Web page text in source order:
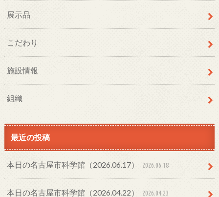
展示品
こだわり
施設情報
組織
最近の投稿
本日の名古屋市科学館（2026.06.17） 2026.06.18
本日の名古屋市科学館（2026.04.22） 2026.04.23